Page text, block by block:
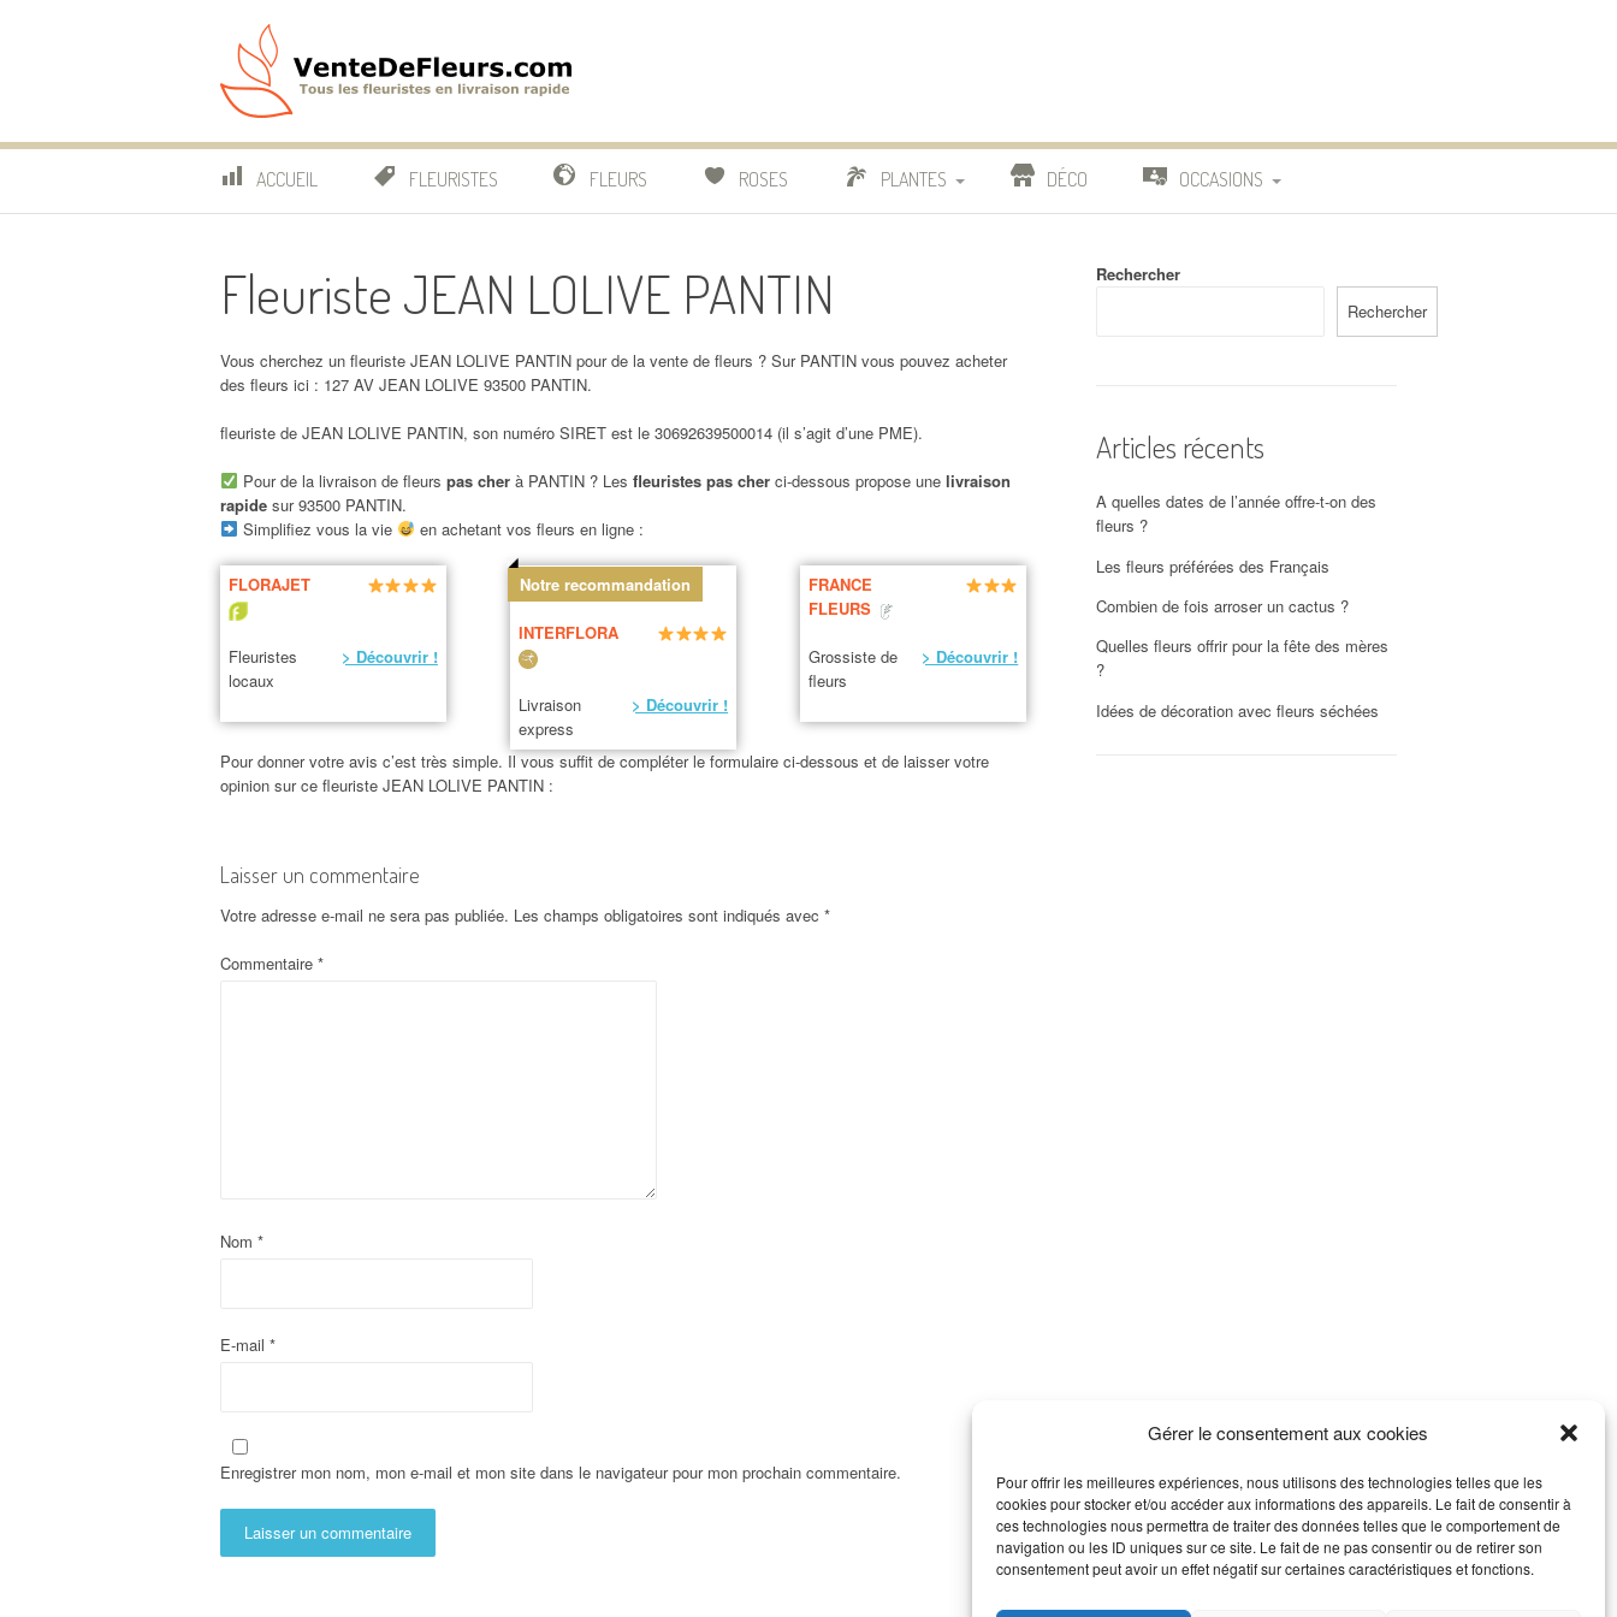
Gérer le consentement aux cookies
Pour offrir les meilleures expériences, nous utilisons des technologies telles que les
cookies pour stocker et/ou accéder aux informations des appareils. Le fait de consentir à
ces technologies nous permettra de traiter des données telles que le comportement de
navigation ou les ID uniques sur ce site. Le fait de ne pas consentir ou de retirer son
consentement peut avoir un effet négatif sur certaines caractéristiques et fonctions.
VenteDeFleurs.com
ACCUEIL FLEURISTES FLEURS ROSES PLANTES
BONSAI
DÉCO OCCASIONS
Fleuriste JEAN LOLIVE PANTIN
Vous cherchez un fleuriste JEAN LOLIVE PANTIN pour de la vente de fleurs ? Sur PANTIN vous pouvez acheter
des fleurs ici : 127 AV JEAN LOLIVE 93500 PANTIN.
fleuriste de JEAN LOLIVE PANTIN, son numéro SIRET est le 30692639500014 (il s’agit d’une PME).
Pour de la livraison de fleurs pas cherà PANTIN ? Les fleuristes pas cher ci-dessous propose une livraison
rapide sur 93500 PANTIN.
Simplifiez vous la vie
en achetant vos fleurs en ligne :
FLORAJET
Fleuristes
locaux
> Découvrir !
Notre recommandation
INTERFLORA
Livraison
express
> Découvrir !
FRANCE
FLEURS
Grossiste de
fleurs
> Découvrir !
Pour donner votre avis c’est très simple. Il vous suffit de compléter le formulaire ci-dessous et de laisser votre
opinion sur ce fleuriste JEAN LOLIVE PANTIN :
Laisser un commentaire
Votre adresse e-mail ne sera pas publiée. Les champs obligatoires sont indiqués avec *
Commentaire *
Nom *
E-mail *
Enregistrer mon nom, mon e-mail et mon site dans le navigateur pour mon prochain commentaire.
Rechercher
Rechercher
Articles récents
A quelles dates de l’année offre-t-on des
fleurs ?
Les fleurs préférées des Français
Combien de fois arroser un cactus ?
Quelles fleurs offrir pour la fête des mères
?
Idées de décoration avec fleurs séchées